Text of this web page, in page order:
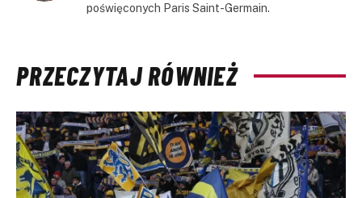
poświęconych Paris Saint-Germain.
PRZECZYTAJ RÓWNIEŻ